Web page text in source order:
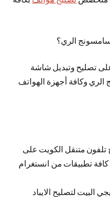
الري؟
تصليح وتبديل شاشة
وكافة أجهزة الهواتف
متنقل الكويت على
كافة تطبيقات من انستغرام
البيت لتصليح الايباد